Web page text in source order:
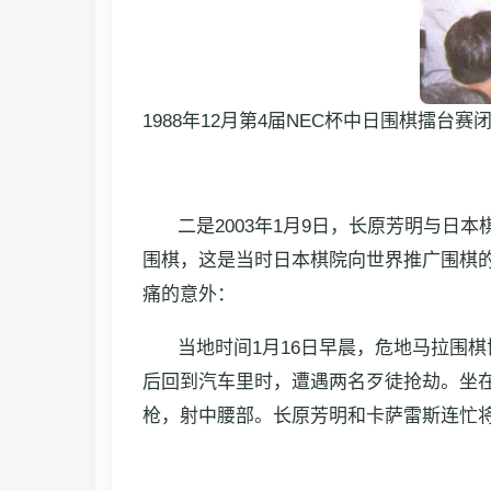
1988年12月第4届NEC杯中日围棋擂台赛
二是2003年1月9日，长原芳明与日
围棋，这是当时日本棋院向世界推广围棋
痛的意外：
当地时间1月16日早晨，危地马拉围
后回到汽车里时，遭遇两名歹徒抢劫。坐
枪，射中腰部。长原芳明和卡萨雷斯连忙